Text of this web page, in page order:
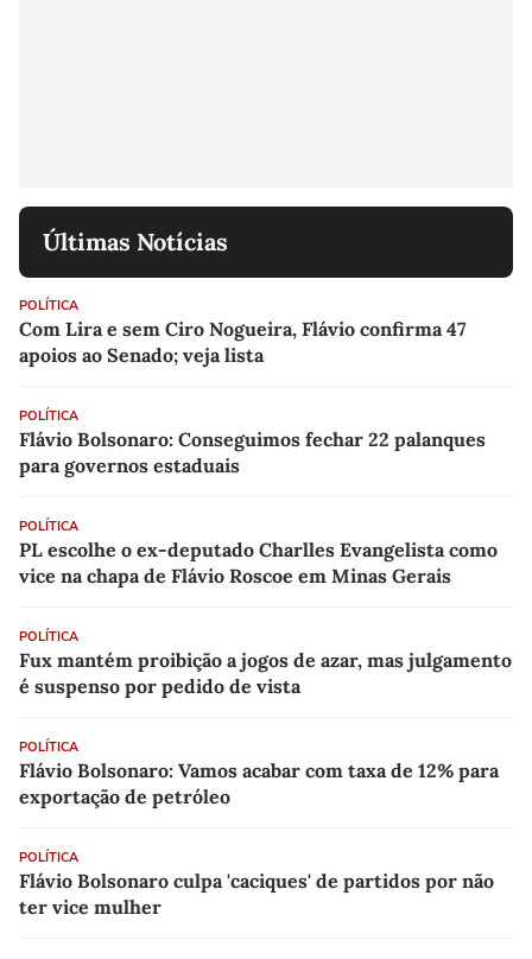
Últimas Notícias
POLÍTICA
Com Lira e sem Ciro Nogueira, Flávio confirma 47
apoios ao Senado; veja lista
POLÍTICA
Flávio Bolsonaro: Conseguimos fechar 22 palanques
para governos estaduais
POLÍTICA
PL escolhe o ex-deputado Charlles Evangelista como
vice na chapa de Flávio Roscoe em Minas Gerais
POLÍTICA
Fux mantém proibição a jogos de azar, mas julgamento
é suspenso por pedido de vista
POLÍTICA
Flávio Bolsonaro: Vamos acabar com taxa de 12% para
exportação de petróleo
POLÍTICA
Flávio Bolsonaro culpa 'caciques' de partidos por não
ter vice mulher